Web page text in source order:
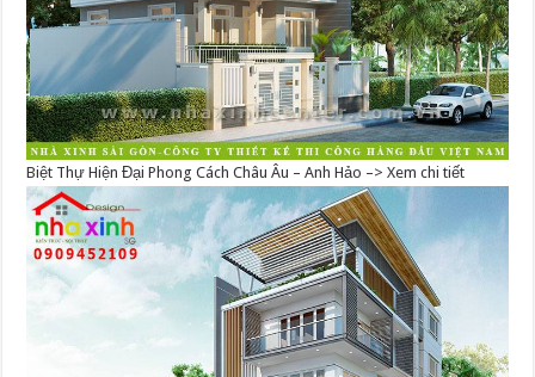
Biệt Thự Hiện Đại Phong Cách Châu Âu – Anh Hảo –> Xem chi tiết